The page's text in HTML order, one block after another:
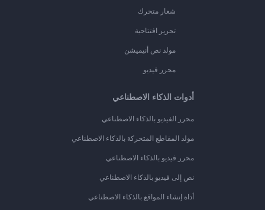
شعار متحرك
تحرير افتتاحية
مولد نص أنيميشن
محرر فيديو
أدوات الذكاء الاصطناعي
محرر الفيديو بالذكاء الاصطناعي
مولد المقاطع المتحركة بالذكاء الاصطناعي
محرر فيديو بالذكاء الاصطناعي
نص إلى فيديو بالذكاء الاصطناعي
أداة إنشاء المواقع بالذكاء الاصطناعي